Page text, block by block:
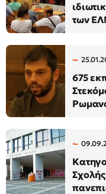
των
675